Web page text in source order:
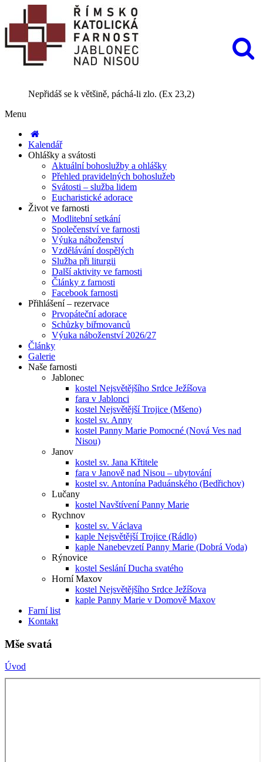
Nepřidáš se k většině, páchá-li zlo. (Ex 23,2)
Menu
Kalendář
Ohlášky a svátosti
Aktuální bohoslužby a ohlášky
Přehled pravidelných bohoslužeb
Svátosti – služba lidem
Eucharistické adorace
Život ve farnosti
Modlitební setkání
Společenství ve farnosti
Výuka náboženství
Vzdělávání dospělých
Služba při liturgii
Další aktivity ve farnosti
Články z farnosti
Facebook farnosti
Přihlášení – rezervace
Prvopáteční adorace
Schůzky biřmovanců
Výuka náboženství 2026/27
Články
Galerie
Naše farnosti
Jablonec
kostel Nejsvětějšího Srdce Ježíšova
fara v Jablonci
kostel Nejsvětější Trojice (Mšeno)
kostel sv. Anny
kostel Panny Marie Pomocné (Nová Ves nad
Nisou)
Janov
kostel sv. Jana Křtitele
fara v Janově nad Nisou – ubytování
kostel sv. Antonína Paduánského (Bedřichov)
Lučany
kostel Navštívení Panny Marie
Rychnov
kostel sv. Václava
kaple Nejsvětější Trojice (Rádlo)
kaple Nanebevzetí Panny Marie (Dobrá Voda)
Rýnovice
kostel Seslání Ducha svatého
Horní Maxov
kostel Nejsvětějšího Srdce Ježíšova
kaple Panny Marie v Domově Maxov
Farní list
Kontakt
Mše svatá
Úvod